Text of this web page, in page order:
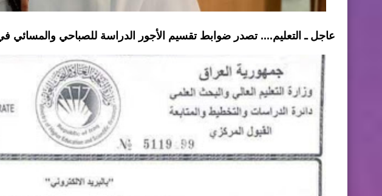
عاجل ـ التعليم.... تصدر ضوابط تقسیم الأجور الدراسة للصباحي والمسائي